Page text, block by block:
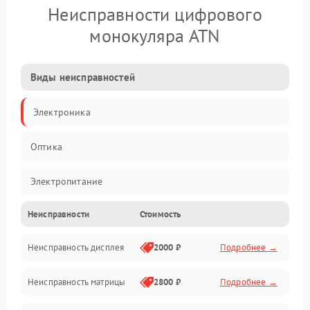
Неисправности цифрового
монокуляра ATN
Виды неисправностей
Электроника
Оптика
Электропитание
Видео
ПО
Управление
Неисправности Стоимость
Неисправность дисплея 2000 ₽ Подробнее →
Неисправность матрицы 2800 ₽ Подробнее →